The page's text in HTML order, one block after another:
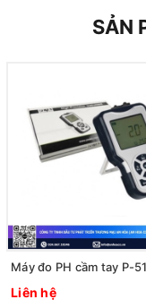
SẢN
Máy đo PH cầm tay P-
Liên hệ